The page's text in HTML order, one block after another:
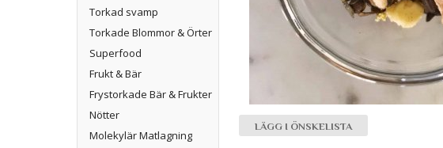
Torkad svamp
Torkade Blommor & Örter
Superfood
Frukt & Bär
Frystorkade Bär & Frukter
Nötter
Molekylär Matlagning
LÄGG I ÖNSKELISTA